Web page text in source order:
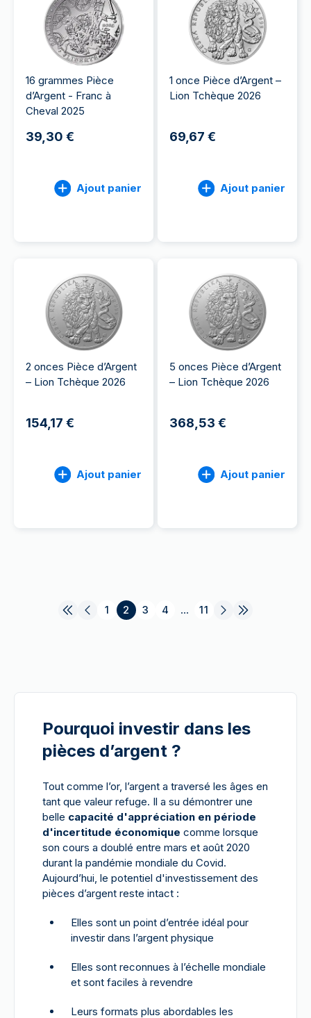
16 grammes Pièce
d’Argent - Franc à
Cheval 2025
39,30 €
Ajout panier
1 once Pièce d’Argent –
Lion Tchèque 2026
69,67 €
Ajout panier
2 onces Pièce d’Argent
– Lion Tchèque 2026
154,17 €
Ajout panier
5 onces Pièce d’Argent
– Lion Tchèque 2026
368,53 €
Ajout panier
1 2 3 4 ... 11
Pourquoi investir dans les
pièces d’argent ?
Tout comme l’or, l’argent a traversé les âges en
tant que valeur refuge. Il a su démontrer une
belle capacité d'appréciation en période
d'incertitude économique comme lorsque
son cours a doublé entre mars et août 2020
durant la pandémie mondiale du Covid.
Aujourd’hui, le potentiel d'investissement des
pièces d’argent reste intact :
Elles sont un point d’entrée idéal pour
investir dans l’argent physique
Elles sont reconnues à l’échelle mondiale
et sont faciles à revendre
Leurs formats plus abordables les